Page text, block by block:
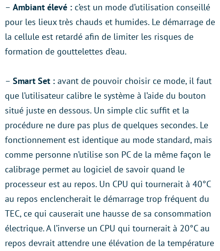
– Ambiant élevé : c’est un mode d’utilisation conseillé
pour les lieux très chauds et humides. Le démarrage de
la cellule est retardé afin de limiter les risques de
formation de gouttelettes d’eau.
– Smart Set : avant de pouvoir choisir ce mode, il faut
que l’utilisateur calibre le système à l’aide du bouton
situé juste en dessous. Un simple clic suffit et la
procédure ne dure pas plus de quelques secondes. Le
fonctionnement est identique au mode standard, mais
comme personne n’utilise son PC de la même façon le
calibrage permet au logiciel de savoir quand le
processeur est au repos. Un CPU qui tournerait à 40°C
au repos enclencherait le démarrage trop fréquent du
TEC, ce qui causerait une hausse de sa consommation
électrique. A l’inverse un CPU qui tournerait à 20°C au
repos devrait attendre une élévation de la température